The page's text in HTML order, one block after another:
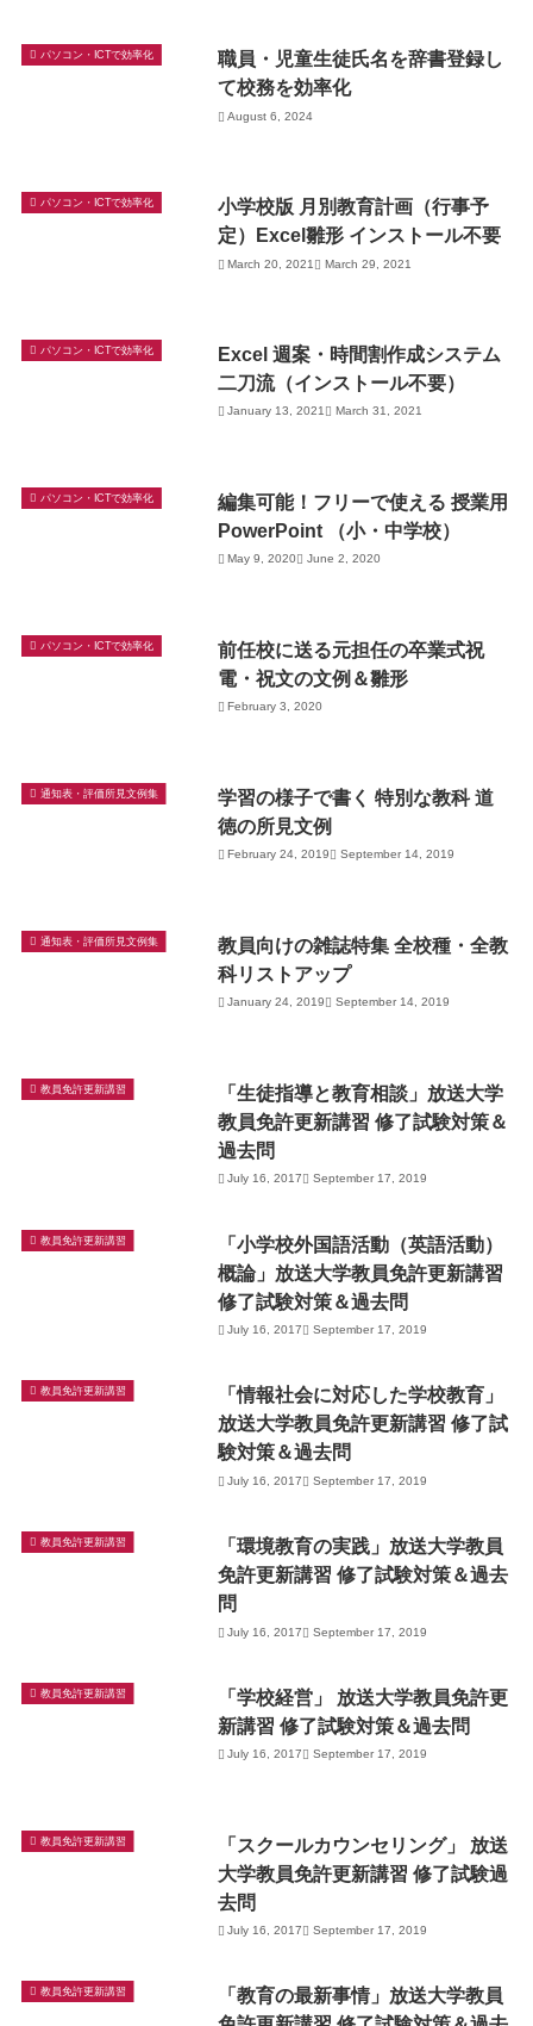
パソコン・ICTで効率化
職員・児童生徒氏名を辞書登録し
て校務を効率化
August 6, 2024
パソコン・ICTで効率化
小学校版 月別教育計画（行事予
定）Excel雛形 インストール不要
March 20, 2021 March 29, 2021
パソコン・ICTで効率化
Excel 週案・時間割作成システム
二刀流（インストール不要）
January 13, 2021 March 31, 2021
パソコン・ICTで効率化
編集可能！フリーで使える 授業用
PowerPoint （小・中学校）
May 9, 2020 June 2, 2020
パソコン・ICTで効率化
前任校に送る元担任の卒業式祝
電・祝文の文例＆雛形
February 3, 2020
通知表・評価所見文例集
学習の様子で書く 特別な教科 道
徳の所見文例
February 24, 2019 September 14, 2019
通知表・評価所見文例集
教員向けの雑誌特集 全校種・全教
科リストアップ
January 24, 2019 September 14, 2019
教員免許更新講習
「生徒指導と教育相談」放送大学
教員免許更新講習 修了試験対策＆
過去問
July 16, 2017 September 17, 2019
教員免許更新講習
「小学校外国語活動（英語活動）
概論」放送大学教員免許更新講習
修了試験対策＆過去問
July 16, 2017 September 17, 2019
教員免許更新講習
「情報社会に対応した学校教育」
放送大学教員免許更新講習 修了試
験対策＆過去問
July 16, 2017 September 17, 2019
教員免許更新講習
「環境教育の実践」放送大学教員
免許更新講習 修了試験対策＆過去
問
July 16, 2017 September 17, 2019
教員免許更新講習
「学校経営」 放送大学教員免許更
新講習 修了試験対策＆過去問
July 16, 2017 September 17, 2019
教員免許更新講習
「スクールカウンセリング」 放送
大学教員免許更新講習 修了試験過
去問
July 16, 2017 September 17, 2019
教員免許更新講習
「教育の最新事情」放送大学教員